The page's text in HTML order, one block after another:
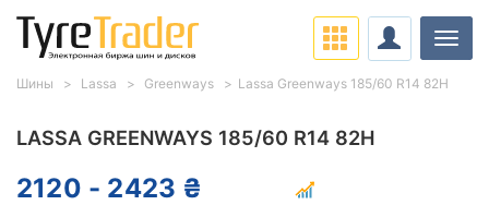
LASSA GREENWAYS 185/60 R14 82H
2120 - 2423 ₴
Шины Lassa Greenways Lassa Greenways 185/60 R14 82H